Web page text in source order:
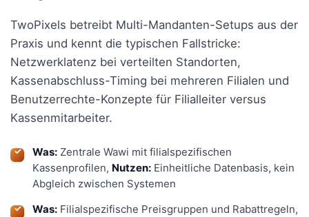
TwoPixels betreibt Multi-Mandanten-Setups aus der
Praxis und kennt die typischen Fallstricke:
Netzwerklatenz bei verteilten Standorten,
Kassenabschluss-Timing bei mehreren Filialen und
Benutzerrechte-Konzepte für Filialleiter versus
Kassenmitarbeiter.
Was: Zentrale Wawi mit filialspezifischen
Kassenprofilen, Nutzen: Einheitliche Datenbasis, kein
Abgleich zwischen Systemen
Was: Filialspezifische Preisgruppen und Rabattregeln,